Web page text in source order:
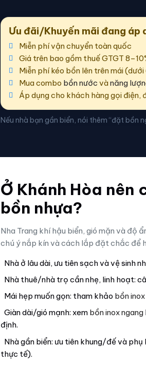
Ưu đãi/Khuyến mãi đang áp
Miễn phí vận chuyển toàn quốc
Giá trên bao gồm thuế GTGT
Miễn phí kéo bồn lên trên mái
Mua combo bồn nước vànăng
Áp dụng cho khách hàng gọi
Nếu nhà bạn gần biển, nói thêm “đặt bồn
Ở Khánh Hòa nên
bồn nhựa?
Nha Trang khí hậu biển, gió mặn và độ
chú ý nắp kín và cách lắp đặt chắc để
Nhà ở lâu dài, ưu tiên sạch và vệ sinh
Nhà thuê/nhà trọ cần nhẹ, linh hoạt:
Mái hẹp muốn gọn: tham khảo bồn
Giàn dài/gió mạnh: xem bồn inox ngang
định.
Nhà gần biển: ưu tiên khung/đế và
thực tế).